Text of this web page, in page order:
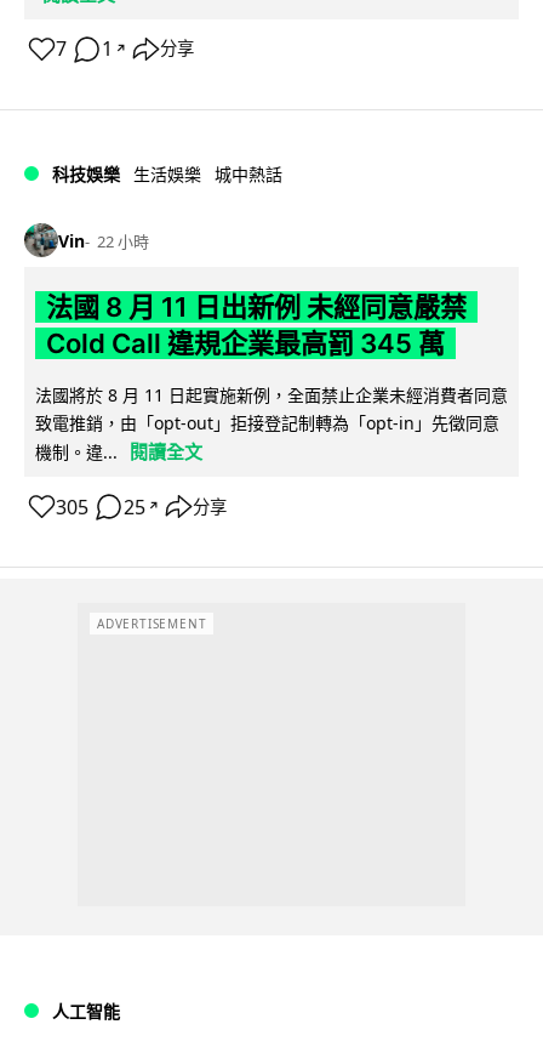
7 1 ↗ 分享
科技娛樂 生活娛樂 城中熱話
Vin 22 小時
法國 8 月 11 日出新例 未經同意嚴禁
Cold Call 違規企業最高罰 345 萬
法國將於 8 月 11 日起實施新例，全面禁止企業未經消費者同意
致電推銷，由「opt-out」拒接登記制轉為「opt-in」先徵同意
機制。違...
閱讀全文
305 25 ↗ 分享
ADVERTISEMENT
人工智能